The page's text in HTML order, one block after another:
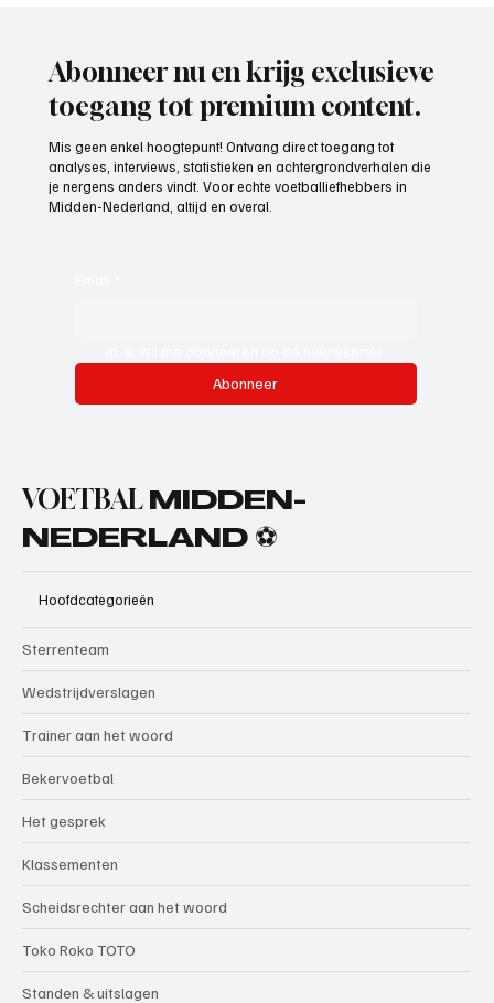
Abonneer nu en krijg exclusieve
toegang tot premium content.
Mis geen enkel hoogtepunt! Ontvang direct toegang tot
analyses, interviews, statistieken en achtergrondverhalen die
je nergens anders vindt. Voor echte voetballiefhebbers in
Midden-Nederland, altijd en overal.
Abonneer
VOETBAL MIDDEN-
NEDERLAND ⚽
Hoofdcategorieën
Sterrenteam
Wedstrijdverslagen
Trainer aan het woord
Bekervoetbal
Het gesprek
Klassementen
Scheidsrechter aan het woord
Toko Roko TOTO
Standen & uitslagen